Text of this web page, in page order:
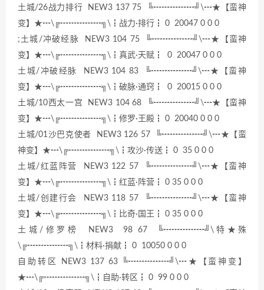
土城/26战力排行 NEW3 137 75 ╚┅┅┅┅┅╝\┅★【蛮神
变】★┅\╔┅┅┅┅┅╗\┇战力·排行┇ 0 20047 0 0 0
;土城/冲破经脉 NEW3 104 75 ╚┅┅┅┅┅╝\┅★【蛮神
变】★┅\╔┅┅┅┅┅╗\┇真武·天赋┇ 0 20047 0 0 0
土城/冲破经脉 NEW3 104 83 ╚┅┅┅┅┅╝\┅★【蛮神
变】★┅\╔┅┅┅┅┅╗\┇破脉·通窍┇ 0 20015 0 0 0
土城/10西太一宫 NEW3 104 68 ╚┅┅┅┅┅╝\┅★【蛮神
变】★┅\╔┅┅┅┅┅╗\┇修罗·王殿┇ 0 20040 0 0 0
土城/01沙巴克使者 NEW3 126 57 ╚┅┅┅┅┅╝\┅★【蛮
神变】★┅\╔┅┅┅┅┅╗\┇攻沙·传送┇ 0 35 0 0 0
土城/红蓝阵营 NEW3 122 57 ╚┅┅┅┅┅╝\┅★【蛮神
变】★┅\╔┅┅┅┅┅╗\┇红蓝·阵营┇ 0 35 0 0 0
土城/创建行会 NEW3 118 57 ╚┅┅┅┅┅╝\┅★【蛮神
变】★┅\╔┅┅┅┅┅╗\┇比奇·国王┇ 0 35 0 0 0
土城/修罗榜 NEW3 98 67 ╚┅┅┅┅┅╝\特★殊
\╔┅┅┅┅┅╗\┇材料·捐献┇ 0 10050 0 0 0
自助转区 NEW3 137 63 ╚┅┅┅┅┅╝\┅★【蛮神变】
★┅\╔┅┅┅┅┅╗\┇自助·转区┇ 0 99 0 0 0